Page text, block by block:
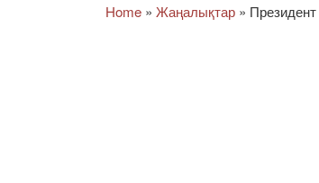
Home » Жаңалықтар »